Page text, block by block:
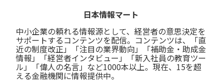
日本情報マート
中小企業の頼れる情報源として、経営者の意思決定を
サポートするコンテンツを配信。コンテンツは、「直
近の制度改正」「注目の業界動向」「補助金・助成金
情報」「経営者インタビュー」「新入社員の教育ツー
ル」「偉人の名言」など1000本以上。現在、15を超
える金融機関に情報提供中。